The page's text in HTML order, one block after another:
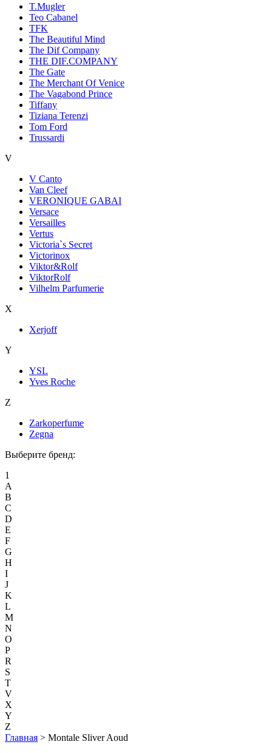
T.Mugler
Teo Cabanel
TFK
The Beautiful Mind
The Dif Company
THE DIF.COMPANY
The Gate
The Merchant Of Venice
The Vagabond Prince
Tiffany
Tiziana Terenzi
Tom Ford
Trussardi
V
V Canto
Van Cleef
VERONIQUE GABAI
Versace
Versailles
Vertus
Victoria`s Secret
Victorinox
Viktor&Rolf
ViktorRolf
Vilhelm Parfumerie
X
Xerjoff
Y
YSL
Yves Roche
Z
Zarkoperfume
Zegna
Выберите бренд:
1
A
B
C
D
E
F
G
H
I
J
K
L
M
N
O
P
R
S
T
V
X
Y
Z
Главная > Montale Sliver Aoud